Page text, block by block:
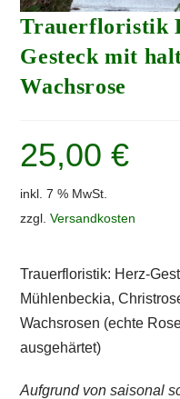
Trauerfloristik
Gesteck mit
Wachsrose
25,00€
inkl. 7 % MwSt.
zzgl.Versandkosten
Trauerfloristik: Herz-
Mühlenbeckia,
Wachsrosen (echte
ausgehärtet)
Aufgrund von saisonal